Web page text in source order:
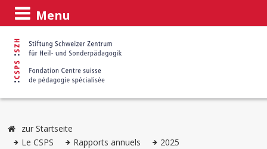
Menu
zur Startseite
Le CSPS
Rapports annuels
2025